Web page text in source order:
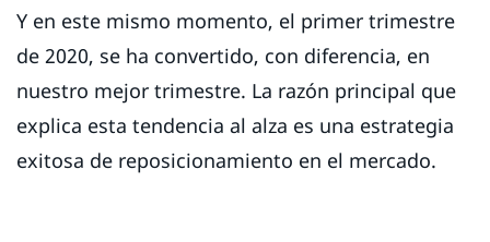
Y en este mismo momento, el primer trimestre
de 2020, se ha convertido, con diferencia, en
nuestro mejor trimestre. La razón principal que
explica esta tendencia al alza es una estrategia
exitosa de reposicionamiento en el mercado.